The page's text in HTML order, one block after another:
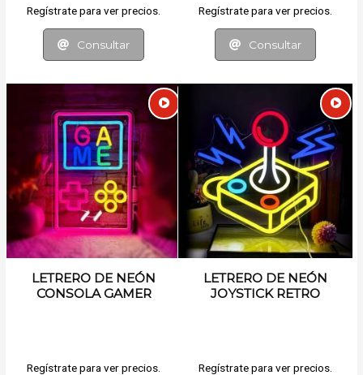
Regístrate para ver precios.
Consultar
Regístrate para ver precios.
Consultar
LETRERO DE NEÓN
CONSOLA GAMER
Regístrate para ver precios.
LETRERO DE NEÓN
JOYSTICK RETRO
Regístrate para ver precios.